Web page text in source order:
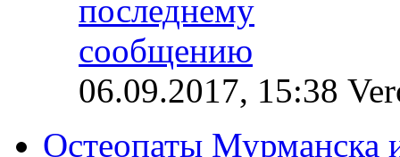
06.09.2017, 15:38
Остеопаты Мурманска